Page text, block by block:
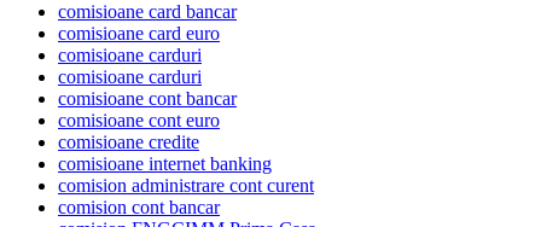
comisioane card bancar
comisioane card euro
comisioane carduri
comisioane carduri
comisioane cont bancar
comisioane cont euro
comisioane credite
comisioane internet banking
comision administrare cont curent
comision cont bancar